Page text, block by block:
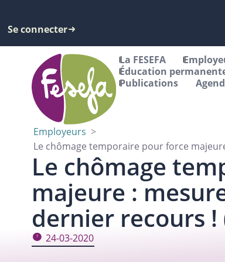
Se connecter
La FESEFA
Éducation
Publications
Employeurs >
Le chômage temporaire pour force
Le chômage
majeure :
dernier recours !
24-03-2020